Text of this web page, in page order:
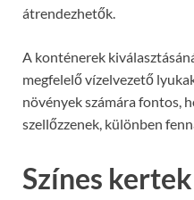
átrendezhetők.
A konténerek
megfelelő vízelvezető
növények számára fontos,
szellőzzenek, különben
Színes